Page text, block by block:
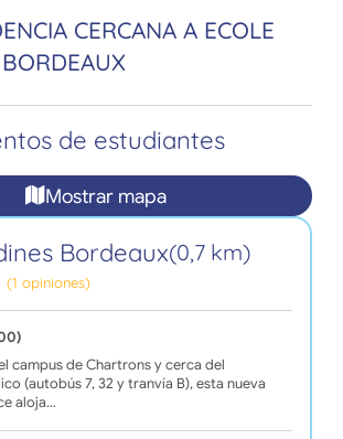
CERCANA A ECOLE
de estudiantes
Mostrar mapa
Bordeaux(0,7 km)
(1 opiniones)
campus de Chartrons y cerca del
(autobús 7, 32 y tranvía B), esta nueva
aloja…